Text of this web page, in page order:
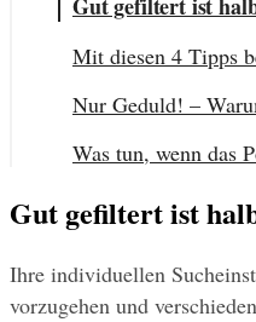
Gut gefiltert ist
Mit diesen 4 Tipps
Nur Geduld! –
Was tun, wenn das
Gut gefiltert ist
Ihre individuellen
vorzugehen und